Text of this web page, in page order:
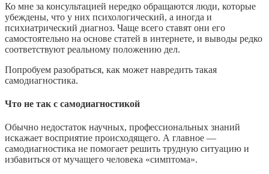
Ко мне за консультацией нередко обращаются люди, которые
убеждены, что у них психологический, а иногда и
психиатрический диагноз. Чаще всего ставят они его
самостоятельно на основе статей в интернете, и выводы редко
соответствуют реальному положению дел.
Попробуем разобраться, как может навредить такая
самодиагностика.
Что не так с самодиагностикой
Обычно недостаток научных, профессиональных знаний
искажает восприятие происходящего. А главное —
самодиагностика не помогает решить трудную ситуацию и
избавиться от мучащего человека «симптома».